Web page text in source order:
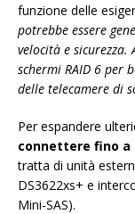
funzione delle
potrebbe essere
velocità e
schermi RAID 6 per
delle telecamere di
Per espandere
connettere fino a
tratta di unità
DS3622xs+ e
Mini-SAS).